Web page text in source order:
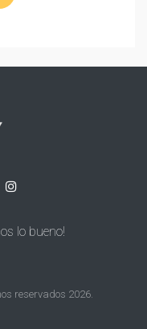
lo bueno!
reservados 2026.